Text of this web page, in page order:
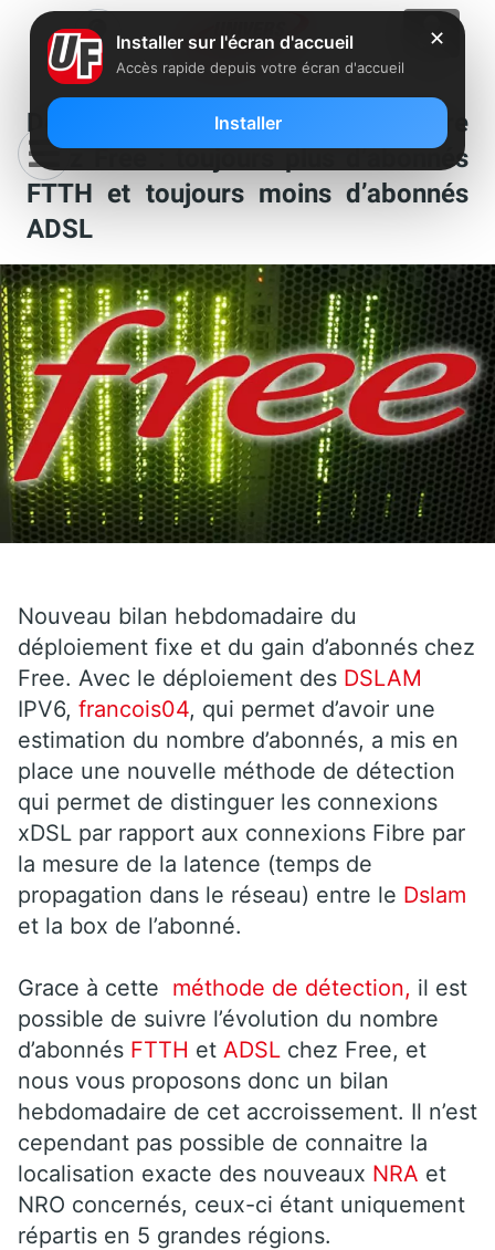
Déploiement fixe hebdomadaire
chez Free : toujours plus d’abonnés
FTTH et toujours moins d’abonnés
ADSL
Nouveau bilan hebdomadaire du
déploiement fixe et du gain d’abonnés chez
Free. Avec le déploiement des DSLAM
IPV6, francois04, qui permet d’avoir une
estimation du nombre d’abonnés, a mis en
place une nouvelle méthode de détection
qui permet de distinguer les connexions
xDSL par rapport aux connexions Fibre par
la mesure de la latence (temps de
propagation dans le réseau) entre le Dslam
et la box de l’abonné.
Grace à cette méthode de détection, il est
possible de suivre l’évolution du nombre
d’abonnés FTTH et ADSL chez Free, et
nous vous proposons donc un bilan
hebdomadaire de cet accroissement. Il n’est
cependant pas possible de connaitre la
localisation exacte des nouveaux NRA et
NRO concernés, ceux-ci étant uniquement
répartis en 5 grandes régions.
✕
Installer sur l'écran d'accueil
Accès rapide depuis votre écran d'accueil
Installer